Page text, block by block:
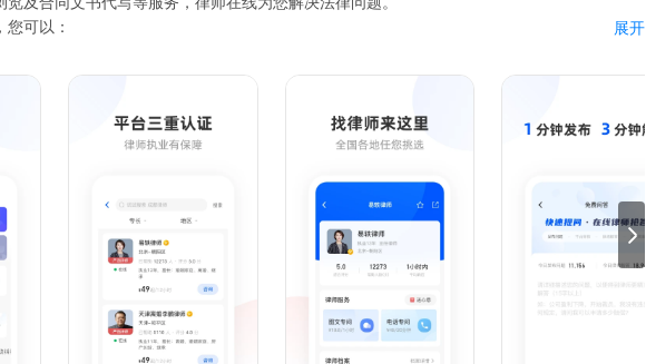
可以：
师在线咨询、找律师、律师委托、律师事务所咨询、合同拟定、文书代写、协议审核等。
：平台覆盖多种法律服务场景，包含但不局限于--离婚纠纷、子女抚养、劳动纠纷、拆迁安
北京律师、上海律师、天津律师、济南律师、南京律师、苏州律师、无锡律师、合肥律师、杭
圳律师、东莞律师、沈阳律师、西安律师、重庆律师、成都律师、贵阳律师、昆明律师、郑
沙律师、石家庄律师、太原律师、青岛律师、淮坊律师、南通律师、常州律师。宁波律师、
展开